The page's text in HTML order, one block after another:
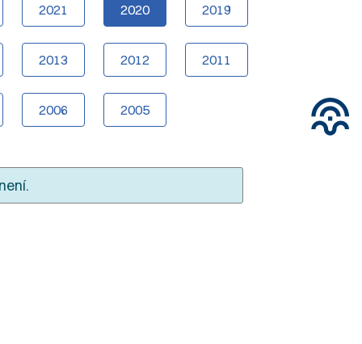
2021 2020 2019
2013 2012 2011
2006 2005